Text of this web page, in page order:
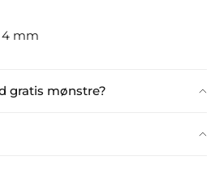
gratis mønstre?
mm